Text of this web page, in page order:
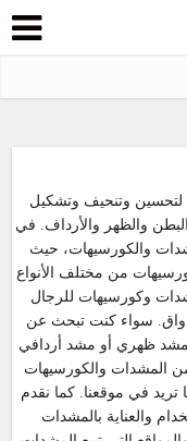
لتحسين وتنحيف وتشكيل
والظهر والأرداف. في
والكورسيهات، حيث
من مختلف الأنواع
وكورسيهات للرجال
سواء كنت تبحث عن
ظهري أو مشد أردافي
المشدات والكورسيهات
تريد في موقعنا. كما نقدم
والعناية بالمشدات